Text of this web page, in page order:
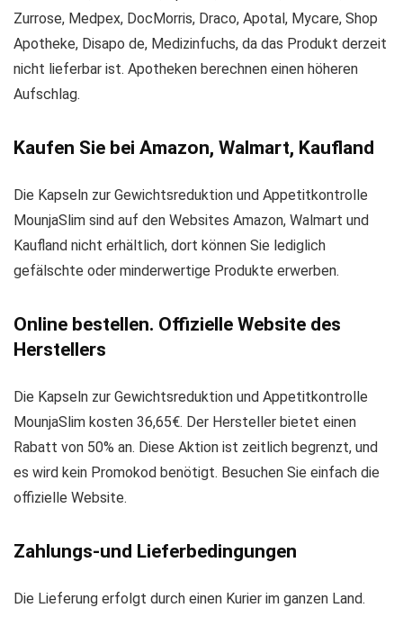
Zurrose, Medpex, DocMorris, Draco, Apotal, Mycare, Shop
Apotheke, Disapo de, Medizinfuchs, da das Produkt derzeit
nicht lieferbar ist. Apotheken berechnen einen höheren
Aufschlag.
Kaufen Sie bei Amazon, Walmart, Kaufland
Die Kapseln zur Gewichtsreduktion und Appetitkontrolle
MounjaSlim sind auf den Websites Amazon, Walmart und
Kaufland nicht erhältlich, dort können Sie lediglich
gefälschte oder minderwertige Produkte erwerben.
Online bestellen. Offizielle Website des
Herstellers
Die Kapseln zur Gewichtsreduktion und Appetitkontrolle
MounjaSlim kosten 36,65€. Der Hersteller bietet einen
Rabatt von 50% an. Diese Aktion ist zeitlich begrenzt, und
es wird kein Promokod benötigt. Besuchen Sie einfach die
offizielle Website.
Zahlungs-und Lieferbedingungen
Die Lieferung erfolgt durch einen Kurier im ganzen Land.